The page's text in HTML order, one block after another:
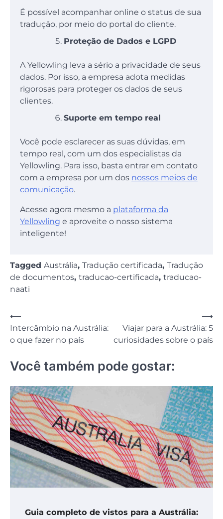
É possível acompanhar online o status de sua
tradução, por meio do portal do cliente.
Proteção de Dados e LGPD
A Yellowling leva a sério a privacidade de seus
dados. Por isso, a empresa adota medidas
rigorosas para proteger os dados de seus
clientes.
Suporte em tempo real
Você pode esclarecer as suas dúvidas, em
tempo real, com um dos especialistas da
Yellowling. Para isso, basta entrar em contato
com a empresa por um dos nossos meios de
comunicação.
Acesse agora mesmo a plataforma da
Yellowling e aproveite o nosso sistema
inteligente!
Tagged Austrália, Tradução certificada, Tradução
de documentos, traducao-certificada, traducao-
naati
Navegação
de
Post
⟵
Intercâmbio na Austrália:
o que fazer no país
Viajar para a Austrália: 5
curiosidades sobre o país
⟶
Você também pode gostar:
Guia completo de vistos para a Austrália: